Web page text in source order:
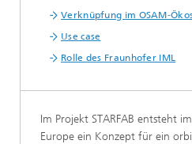
Verknüpfung im
Use case
Rolle des Fraunhofer IML
Im Projekt STARFAB entsteht
Europe ein Konzept für ein